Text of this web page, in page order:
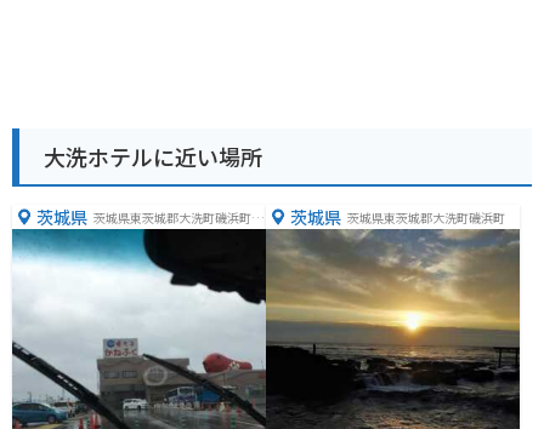
大洗ホテルに近い場所
茨城県 茨城県東茨城郡大洗町磯浜町８
２５５−３
茨城県 茨城県東茨城郡大洗町磯浜町